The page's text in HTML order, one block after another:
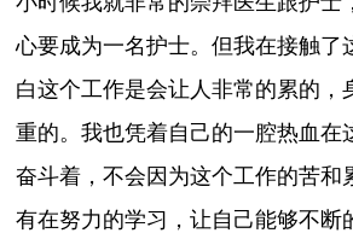
心要成为一名护士。但我在接触了
白这个工作是会让人非常的累的，
重的。我也凭着自己的一腔热血在
奋斗着，不会因为这个工作的苦和
有在努力的学习，让自己能够不断